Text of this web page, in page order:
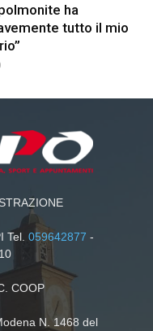
ha
tutto il mio
Tel.059642877 -
COOP
N. 1468 del